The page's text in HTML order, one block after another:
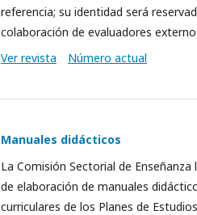
referencia; su identidad será
colaboración de evaluadores
Ver revista
Número actual
Manuales didácticos
La Comisión Sectorial de
de elaboración de manuales
curriculares de los Planes de